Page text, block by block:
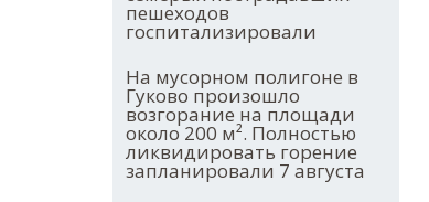
пешеходов
госпитализировали
На мусорном полигоне в
Гуково произошло
возгорание на площади
около 200 м². Полностью
ликвидировать горение
запланировали 7 августа